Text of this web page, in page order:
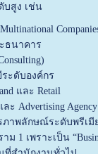
บสูง เช่น
ธนาคาร
ะดับองค์กร
และ Retail
Advertising Agency
ภาพลักษณ์ระดับพรีเมี
ม 1 เพราะเป็น